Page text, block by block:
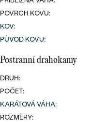
POVRCH KOVU:
KOV:
PŮVOD KOVU:
Postranní drahokamy
DRUH:
POČET:
KARÁTOVÁ VÁHA:
ROZMĚRY: